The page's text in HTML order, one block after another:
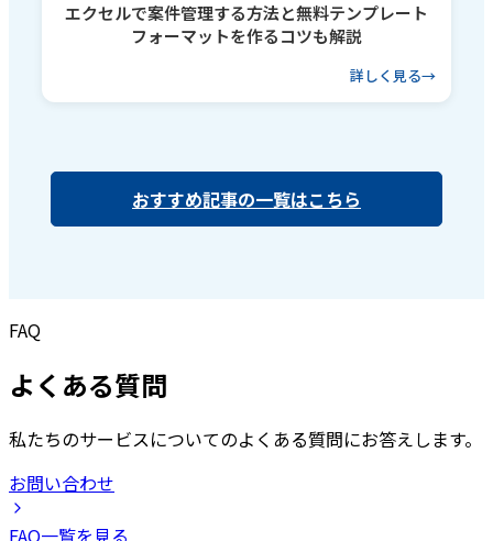
エクセルで案件管理する方法と無料テンプレート
フォーマットを作るコツも解説
詳しく見る
おすすめ記事の一覧はこちら
FAQ
よくある質問
私たちのサービスについてのよくある質問にお答えします。
お問い合わせ
FAQ一覧を見る